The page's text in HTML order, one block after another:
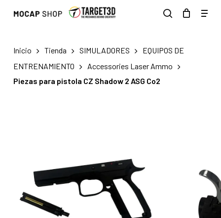
Menu
Inicio Tienda SIMULADORES
EQUIPOS DE
ENTRENAMIENTO
Accessories Laser Ammo
Piezas para pistola CZ Shadow 2 ASG Co2